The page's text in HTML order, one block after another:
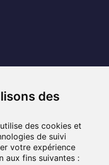
des
des cookies et
de suivi
votre expérience
aux fins suivantes :